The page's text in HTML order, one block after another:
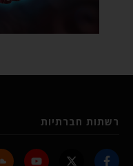
רשתות חברתיות